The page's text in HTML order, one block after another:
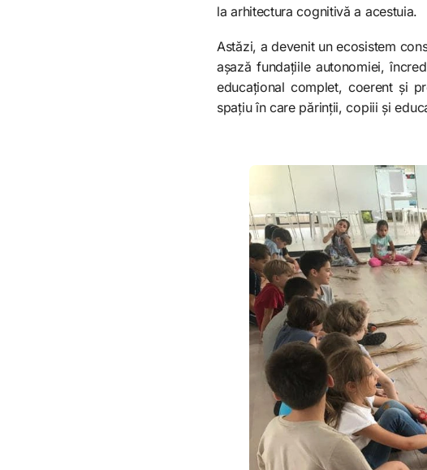
la arhitectura cognitivă a acestuia.
Astăzi, a devenit un ecosistem
așază fundațiile autonomiei,
educațional complet, coerent și
spațiu în care părinții, copiii și